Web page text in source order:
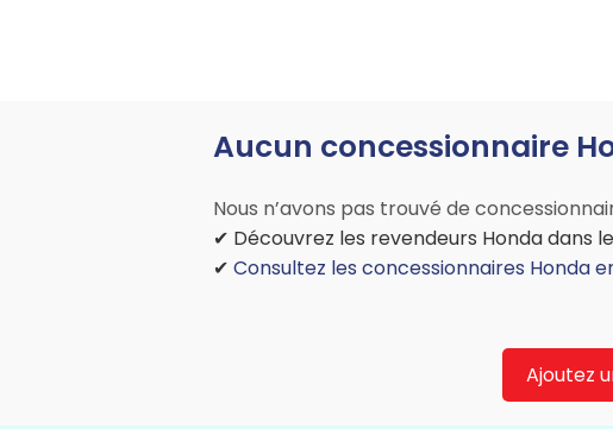
Aucun concessionnaire
Nous n’avons pas trouvé de
✔ Découvrez les revendeurs Honda dans
✔ Consultez les concessionnaires Honda
Ajoutez